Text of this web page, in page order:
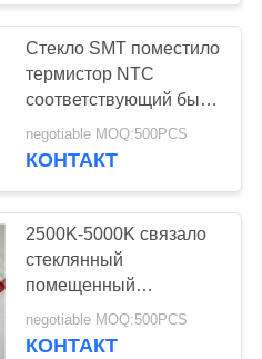
тонкого
6
Стекло SMT поместило
термистор NTC
соответствующий быть
использованным в
более узком космосе
negotiable MOQ:500PCS
КОНТАКТ
2500K-5000K связало
стеклянный
помещенный
термистор тесьмой
NTC для
negotiable MOQ:500PCS
КОНТАКТ